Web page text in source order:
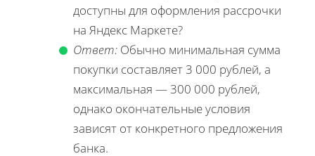
доступны для оформления рассрочки
на Яндекс Маркете?
Ответ: Обычно минимальная сумма
покупки составляет 3 000 рублей, а
максимальная — 300 000 рублей,
однако окончательные условия
зависят от конкретного предложения
банка.